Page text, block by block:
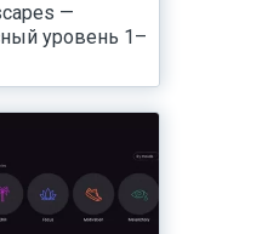
—
уровень 1–